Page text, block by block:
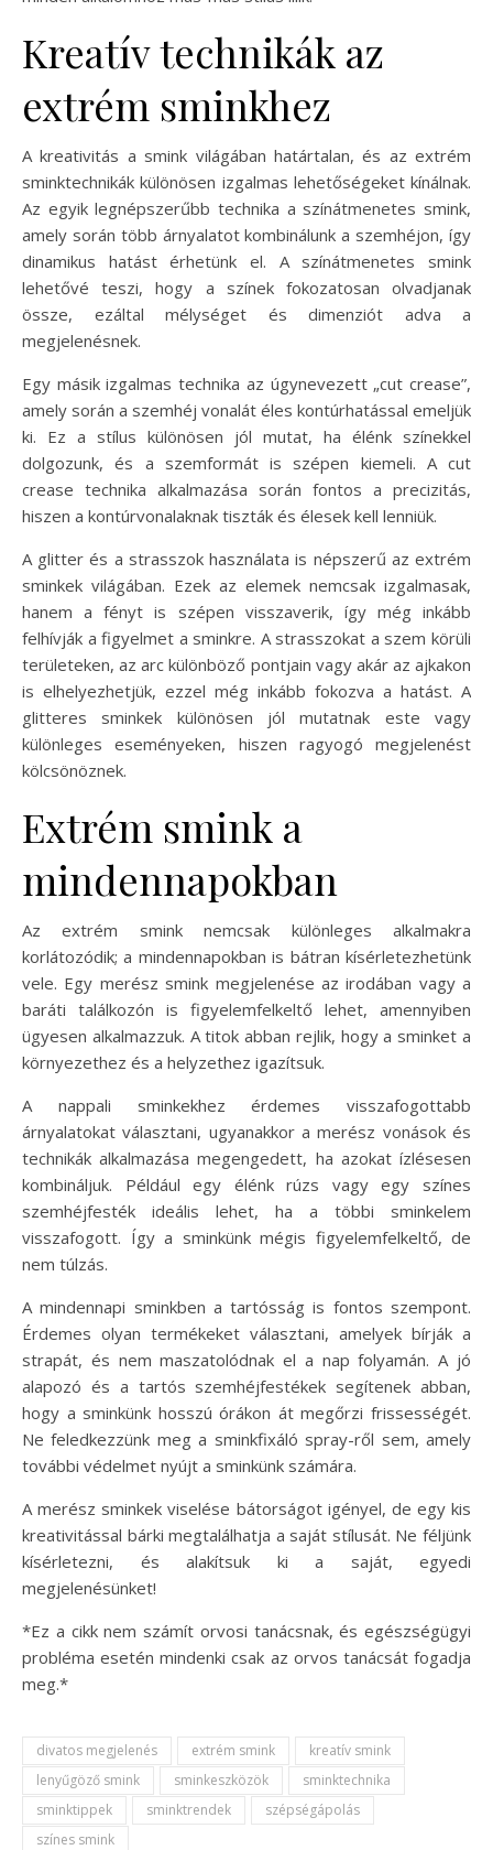
Kreatív technikák az
extrém sminkhez
A kreativitás a smink világában határtalan, és az extrém
sminktechnikák különösen izgalmas lehetőségeket kínálnak.
Az egyik legnépszerűbb technika a színátmenetes smink,
amely során több árnyalatot kombinálunk a szemhéjon, így
dinamikus hatást érhetünk el. A színátmenetes smink
lehetővé teszi, hogy a színek fokozatosan olvadjanak
össze, ezáltal mélységet és dimenziót adva a
megjelenésnek.
Egy másik izgalmas technika az úgynevezett „cut crease”,
amely során a szemhéj vonalát éles kontúrhatással emeljük
ki. Ez a stílus különösen jól mutat, ha élénk színekkel
dolgozunk, és a szemformát is szépen kiemeli. A cut
crease technika alkalmazása során fontos a precizitás,
hiszen a kontúrvonalaknak tiszták és élesek kell lenniük.
A glitter és a strasszok használata is népszerű az extrém
sminkek világában. Ezek az elemek nemcsak izgalmasak,
hanem a fényt is szépen visszaverik, így még inkább
felhívják a figyelmet a sminkre. A strasszokat a szem körüli
területeken, az arc különböző pontjain vagy akár az ajkakon
is elhelyezhetjük, ezzel még inkább fokozva a hatást. A
glitteres sminkek különösen jól mutatnak este vagy
különleges eseményeken, hiszen ragyogó megjelenést
kölcsönöznek.
Extrém smink a
mindennapokban
Az extrém smink nemcsak különleges alkalmakra
korlátozódik; a mindennapokban is bátran kísérletezhetünk
vele. Egy merész smink megjelenése az irodában vagy a
baráti találkozón is figyelemfelkeltő lehet, amennyiben
ügyesen alkalmazzuk. A titok abban rejlik, hogy a sminket a
környezethez és a helyzethez igazítsuk.
A nappali sminkekhez érdemes visszafogottabb
árnyalatokat választani, ugyanakkor a merész vonások és
technikák alkalmazása megengedett, ha azokat ízlésesen
kombináljuk. Például egy élénk rúzs vagy egy színes
szemhéjfesték ideális lehet, ha a többi sminkelem
visszafogott. Így a sminkünk mégis figyelemfelkeltő, de
nem túlzás.
A mindennapi sminkben a tartósság is fontos szempont.
Érdemes olyan termékeket választani, amelyek bírják a
strapát, és nem maszatolódnak el a nap folyamán. A jó
alapozó és a tartós szemhéjfestékek segítenek abban,
hogy a sminkünk hosszú órákon át megőrzi frissességét.
Ne feledkezzünk meg a sminkfixáló spray-ről sem, amely
további védelmet nyújt a sminkünk számára.
A merész sminkek viselése bátorságot igényel, de egy kis
kreativitással bárki megtalálhatja a saját stílusát. Ne féljünk
kísérletezni, és alakítsuk ki a saját, egyedi
megjelenésünket!
*Ez a cikk nem számít orvosi tanácsnak, és egészségügyi
probléma esetén mindenki csak az orvos tanácsát fogadja
meg.*
divatos megjelenés extrém smink
kreatív smink
lenyűgöző smink
sminkeszközök
sminktechnika
sminktippek
sminktrendek
szépségápolás
színes smink